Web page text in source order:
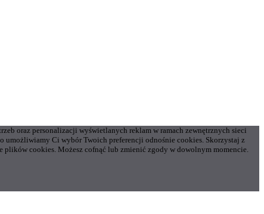
oraz personalizacji wyświetlanych reklam w ramach zewnętrznych sieci
umożliwiamy Ci wybór Twoich preferencji odnośnie cookies. Skorzystaj z
cookies. Możesz cofnąć lub zmienić zgody w dowolnym momencie.